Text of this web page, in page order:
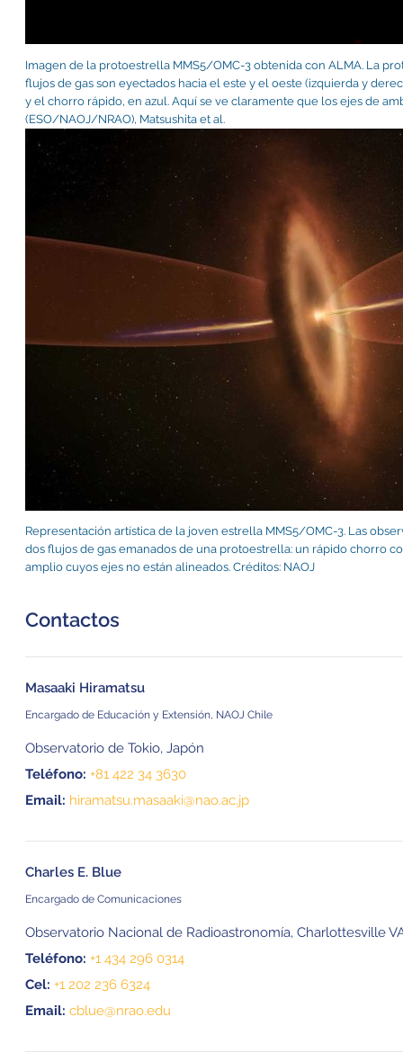
Imagen de la protoestrella MMS5/OMC-3 obtenida con ALMA. La
flujos de gas son eyectados hacia el este y el oeste (izquierda y
y el chorro rápido, en azul. Aquí se ve claramente que los ejes de
(ESO/NAOJ/NRAO), Matsushita et al.
Representación artística de la joven estrella MMS5/OMC-3. Las
dos flujos de gas emanados de una protoestrella: un rápido chorro
amplio cuyos ejes no están alineados. Créditos: NAOJ
Contactos
Masaaki Hiramatsu
Encargado de Educación y Extensión, NAOJ Chile
Observatorio de Tokio, Japón
Teléfono: +81 422 34 3630
Email: hiramatsu.masaaki@nao.ac.jp
Charles E. Blue
Encargado de Comunicaciones
Observatorio Nacional de Radioastronomía, Charlottesville
Teléfono: +1 434 296 0314
Cel: +1 202 236 6324
Email: cblue@nrao.edu